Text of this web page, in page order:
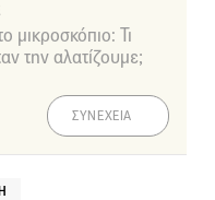
μικροσκόπιο: Τι
την αλατίζουμε;
ΣΥΝΕΧΕΙΑ